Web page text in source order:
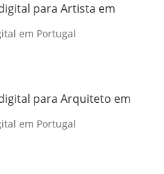
para Artista em
em Portugal
para Arquiteto em
em Portugal